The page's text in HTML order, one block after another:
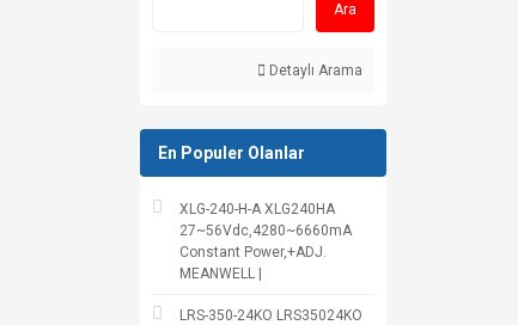
Ara
Detaylı Arama
En Populer Olanlar
XLG-240-H-A XLG240HA
27~56Vdc,4280~6660mA
Constant Power,+ADJ.
MEANWELL |
LRS-350-24KO LRS35024KO